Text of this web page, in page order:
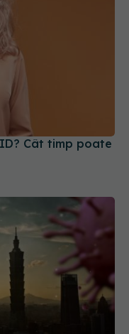
Cât timp poate
Wuhan nu a fost
19